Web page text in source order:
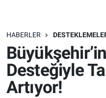
HABERLER
Desteğiyle
Artıyor!